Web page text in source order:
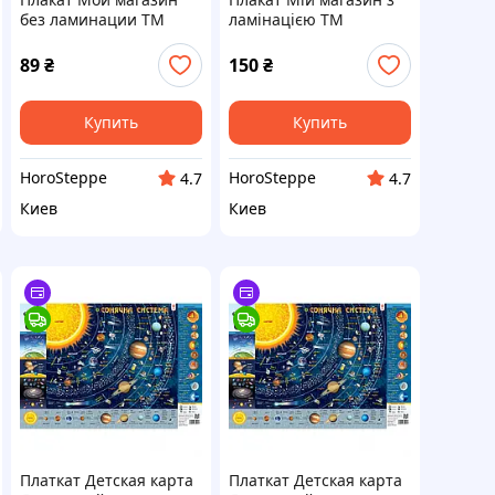
без ламинации ТМ
89₴
Купить
HoroSteppe
4.7
Киев
ламінацією ТМ
150₴
Купить
HoroSteppe
4.7
Киев
Платкат Детская карта
Платкат Детская карта